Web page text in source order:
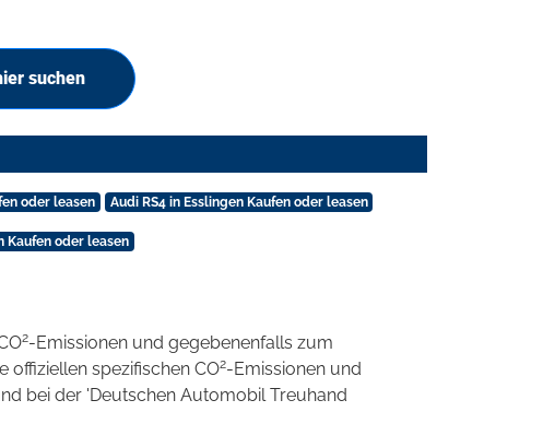
suchen
oder leasen Audi RS4 in Esslingen Kaufen oder leasen
Kaufen oder leasen
2-Emissionen und gegebenenfalls zum
spezifischen CO2-Emissionen und
bei der 'Deutschen Automobil Treuhand